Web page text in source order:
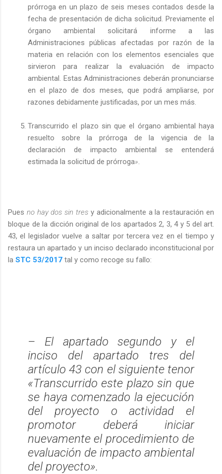
prórroga en un plazo de seis meses contados desde la
fecha de presentación de dicha solicitud. Previamente el
órgano ambiental solicitará informe a las
Administraciones públicas afectadas por razón de la
materia en relación con los elementos esenciales que
sirvieron para realizar la evaluación de impacto
ambiental. Estas Administraciones deberán pronunciarse
en el plazo de dos meses, que podrá ampliarse, por
razones debidamente justificadas, por un mes más.
Transcurrido el plazo sin que el órgano ambiental haya
resuelto sobre la prórroga de la vigencia de la
declaración de impacto ambiental se entenderá
estimada la solicitud de prórroga»
Pues no hay dos sin tres y adicionalmente a la restauración en
bloque de la dicción original de los apartados 2, 3, 4 y 5 del art.
43, el legislador vuelve a saltar por tercera vez en el tiempo y
restaura un apartado y un inciso declarado inconstitucional por
la STC 53/2017 tal y como recoge su fallo:
– El apartado segundo y el
inciso del apartado tres del
artículo 43 con el siguiente tenor
«Transcurrido este plazo sin que
se haya comenzado la ejecución
del proyecto o actividad el
promotor deberá iniciar
nuevamente el procedimiento de
evaluación de impacto ambiental
del proyecto».